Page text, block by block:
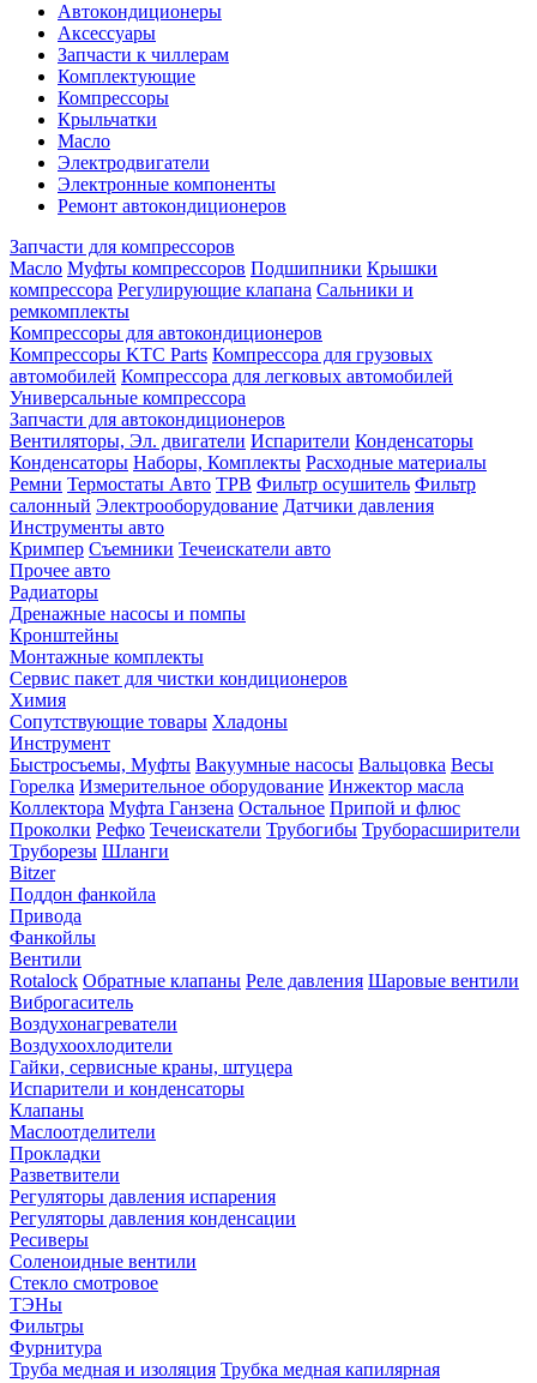
Автокондиционеры
Аксессуары
Запчасти к чиллерам
Комплектующие
Компрессоры
Крыльчатки
Масло
Электродвигатели
Электронные компоненты
Ремонт автокондиционеров
Запчасти для компрессоров
Масло Муфты компрессоров Подшипники Крышки
компрессора Регулирующие клапана Сальники и
ремкомплекты
Компрессоры для автокондиционеров
Компрессоры KTC Parts Компрессора для грузовых
автомобилей Компрессора для легковых автомобилей
Универсальные компрессора
Запчасти для автокондиционеров
Вентиляторы, Эл. двигатели Испарители Конденсаторы
Конденсаторы Наборы, Комплекты Расходные материалы
Ремни Термостаты Авто ТРВ Фильтр осушитель Фильтр
салонный Электрооборудование Датчики давления
Инструменты авто
Кримпер Съемники Течеискатели авто
Прочее авто
Радиаторы
Дренажные насосы и помпы
Кронштейны
Монтажные комплекты
Сервис пакет для чистки кондиционеров
Химия
Сопутствующие товары Хладоны
Инструмент
Быстросъемы, Муфты Вакуумные насосы Вальцовка Весы
Горелка Измерительное оборудование Инжектор масла
Коллектора Муфта Ганзена Остальное Припой и флюс
Проколки Рефко Течеискатели Трубогибы Труборасширители
Труборезы Шланги
Bitzer
Поддон фанкойла
Привода
Фанкойлы
Вентили
Rotalock Обратные клапаны Реле давления Шаровые вентили
Виброгаситель
Воздухонагреватели
Воздухоохлодители
Гайки, сервисные краны, штуцера
Испарители и конденсаторы
Клапаны
Маслоотделители
Прокладки
Разветвители
Регуляторы давления испарения
Регуляторы давления конденсации
Ресиверы
Соленоидные вентили
Стекло смотровое
ТЭНы
Фильтры
Фурнитура
Труба медная и изоляция Трубка медная капилярная